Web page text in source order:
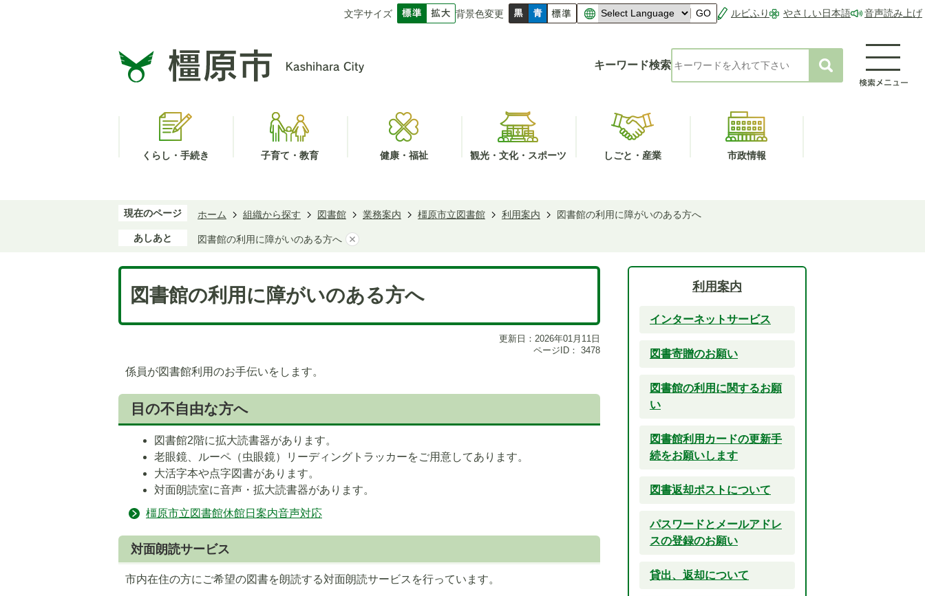
文字サイズ 背景色変更 GO ルビふり やさしい日本語 音声読み上げ
キーワード検索
くらし・手続き 子育て・教育 健康・福祉 観光・文化・スポーツ しごと・産業 市政情報
現在のページ ホーム 組織から探す 図書館 業務案内 橿原市立図書館 利用案内 図書館の利用に障がいのある方へ
あしあと 図書館の利用に障がいのある方へ
図書館の利用に障がいのある方へ
更新日：2026年01月11日
ページID： 3478
係員が図書館利用のお手伝いをします。
目の不自由な方へ
図書館2階に拡大読書器があります。
老眼鏡、ルーペ（虫眼鏡）リーディングトラッカーをご用意してあります。
大活字本や点字図書があります。
対面朗読室に音声・拡大読書器があります。
橿原市立図書館休館日案内音声対応
対面朗読サービス
市内在住の方にご希望の図書を朗読する対面朗読サービスを行っています。
利用案内
インターネットサービス
図書寄贈のお願い
図書館の利用に関するお願
い
図書館利用カードの更新手
続をお願いします
図書返却ポストについて
パスワードとメールアドレ
スの登録のお願い
貸出、返却について